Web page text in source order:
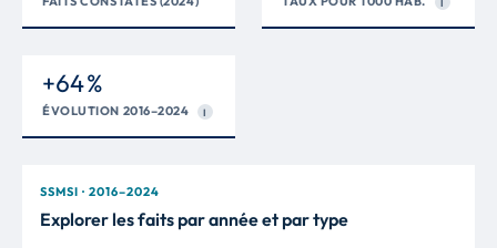
I
+64 %
ÉVOLUTION 2016–2024 I
SSMSI · 2016–2024
Explorer les faits par année et par type